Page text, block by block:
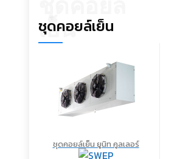
เย็น
ชุดคอยล์เย็น
ชุดคอยล์เย็น ยูนิท คูลเลอร์